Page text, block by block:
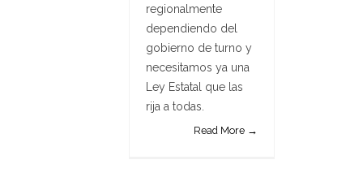
regionalmente
dependiendo del
gobierno de turno y
necesitamos ya una
Ley Estatal que las
rija a todas.
Read More →